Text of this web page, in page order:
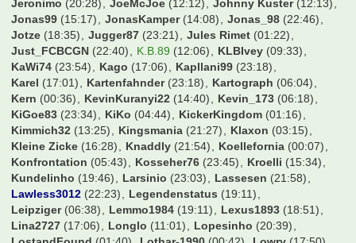
Fire4Bayern
(02:55) FlexoFCB (23:14) Flingern1895 (06:00)
FlinkeFlasche
(21:38) FlipDeRip (22:55) Flo0906
(22:48)
FloArsenal06(23:44) Flosse1909 Flummi89(21:39)
Fohlen83
(03:25) Fossi (18:54) Frank
(00:08)
Freakfer(21:03) Fussballexperte10
(00:40)
Fußballmaster007
GRis7971 (21:50) GUMBO
(02:58)
Gagsen09
(20:01) GarretHSV (22:03) Gaustl(06:59)
(23:21) Gegge (19:12)
(21:31)
(20:13) Gidde
(03:04)
Giovanni Trappadoni
(00:08) Gladbachschanki
(22:51)
GoleoXI Golgolgol
(21:59)
GroundhoppingMalte
Gundi09
Haeaeschdner (22:38) Hagelkorn
(23:19)
HamBurgerKing(21:54) Hamburgerjungs
Hampabvb
(00:50) Hamster09 (22:05) Hansano1965